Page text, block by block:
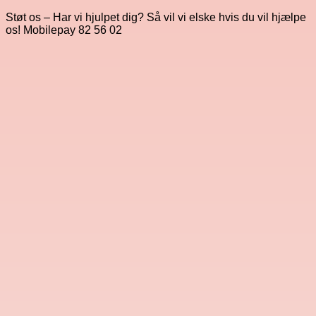
Videre
til
Støt os – Har vi hjulpet dig? Så vil vi elske hvis du vil hjælpe
os! Mobilepay 82 56 02